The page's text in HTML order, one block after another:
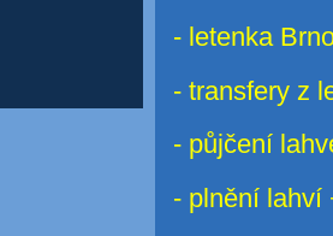
- letenka
- transfery z
- půjčení
- plnění lahví